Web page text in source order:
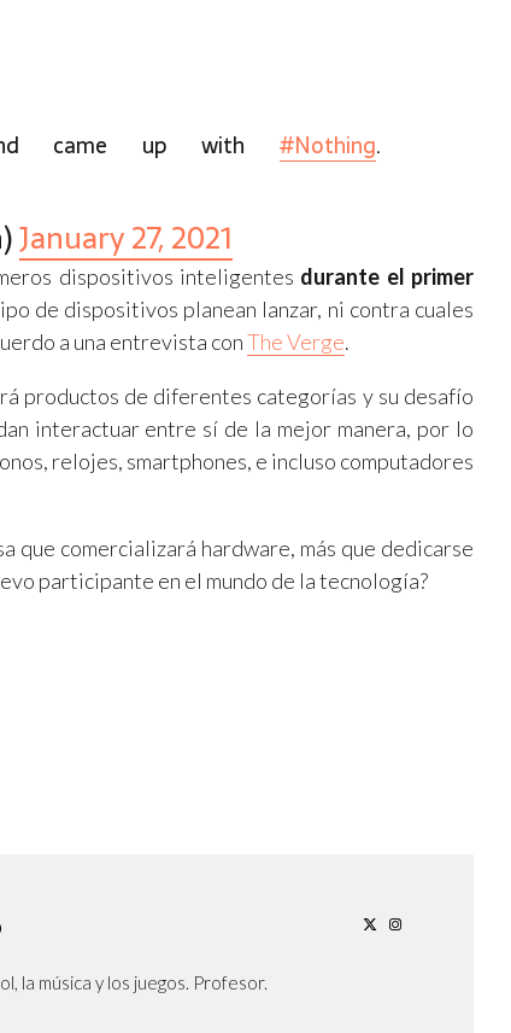
came up with #Nothing.
January 27, 2021
dispositivos inteligentes durante el primer
de dispositivos planean lanzar, ni contra cuales
a una entrevista conThe Verge.
productos de diferentes categorías y su desafío
interactuar entre sí de la mejor manera, por lo
relojes, smartphones, e incluso computadores
que comercializará hardware, más que dedicarse
participante en el mundo de la tecnología?
la música y los juegos. Profesor.